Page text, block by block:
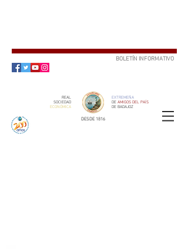
BOLETÍN INFORMATIVO
REAL
SOCIEDAD
ECONÓMICA
EXTREMEÑA
DE AMIGOS DEL PAÍS
DE BADAJOZ
DESDE 1816